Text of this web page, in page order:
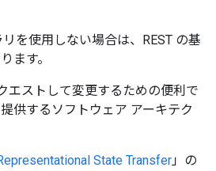
を使用しない場合は、REST の基
ます。
エストして変更するための便利で
供するソフトウェア アーキテク
State Transfer」の